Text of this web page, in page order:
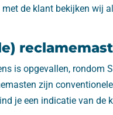
de klant bekijken wij
is opgevallen, rondom
zijn
je een indicatie van de